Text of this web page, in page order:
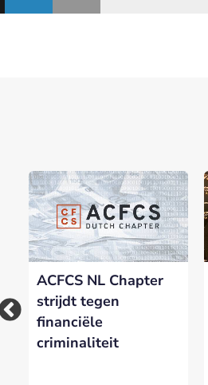
Partnerships bij Banken.nl
Een partnership met Banken.nl
het platform voor de Nederlandse
Geïnteresseerd in meer informatie?
ACFCS NL Chapter
strijdt tegen
financiële
criminaliteit